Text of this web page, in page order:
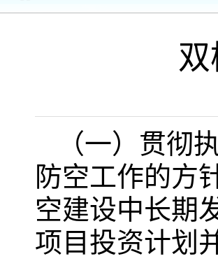
（一）贯彻
防空工作的方
空建设中长期
项目投资计划